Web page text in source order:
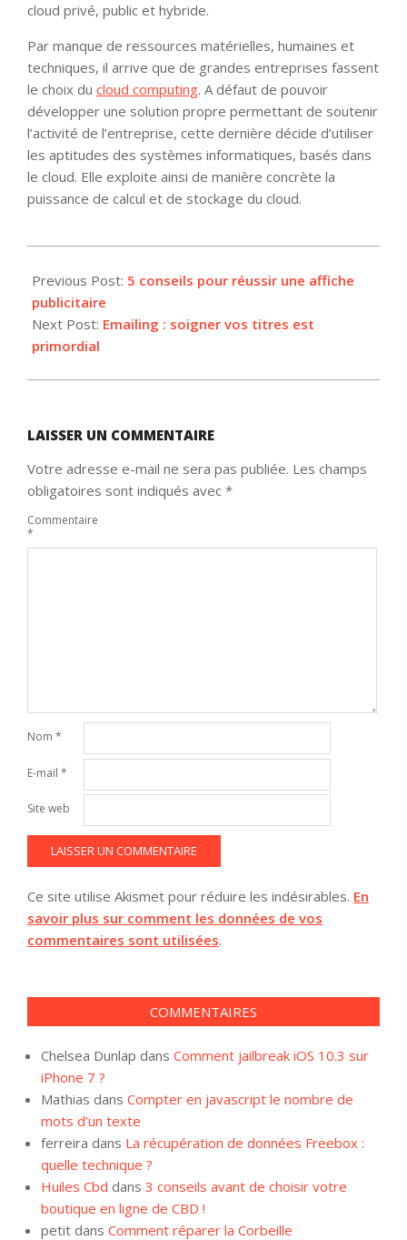
cloud privé, public et hybride.
Par manque de ressources matérielles, humaines et
techniques, il arrive que de grandes entreprises fassent
le choix du cloud computing. A défaut de pouvoir
développer une solution propre permettant de soutenir
l’activité de l’entreprise, cette dernière décide d’utiliser
les aptitudes des systèmes informatiques, basés dans
le cloud. Elle exploite ainsi de manière concrète la
puissance de calcul et de stockage du cloud.
01-
25
Previous Post: 5 conseils pour réussir une affiche
publicitaire
Next Post: Emailing : soigner vos titres est
primordial
LAISSER UN COMMENTAIRE
Votre adresse e-mail ne sera pas publiée. Les champs
obligatoires sont indiqués avec *
Commentaire
*
Nom *
E-mail *
Site web
Ce site utilise Akismet pour réduire les indésirables. En
savoir plus sur comment les données de vos
commentaires sont utilisées.
COMMENTAIRES
Chelsea Dunlap dans Comment jailbreak iOS 10.3 sur
iPhone 7 ?
Mathias dans Compter en javascript le nombre de
mots d’un texte
ferreira dans La récupération de données Freebox :
quelle technique ?
Huiles Cbd dans 3 conseils avant de choisir votre
boutique en ligne de CBD !
petit dans Comment réparer la Corbeille